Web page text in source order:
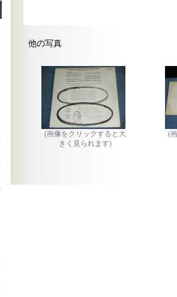
他の写真
(画像をクリックすると大
きく見られます)
(